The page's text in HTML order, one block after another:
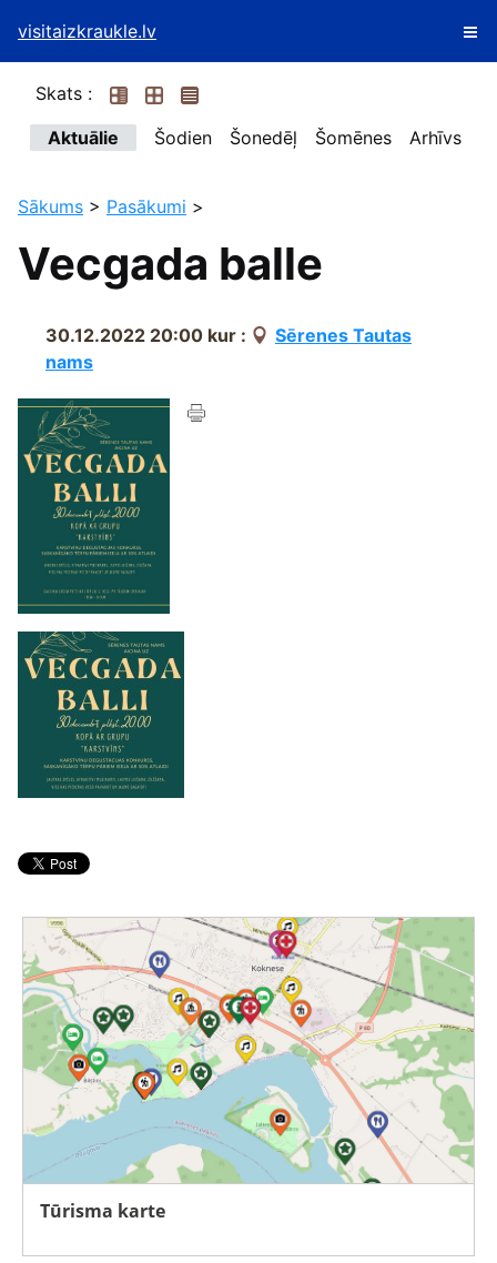
visitaizkraukle.lv
Skats :
Aktuālie
Šodien Šonedēļ Šomēnes Arhīvs
Sākums > Pasākumi >
Vecgada balle
30.12.2022 20:00 kur :
Sērenes Tautas
nams
Tūrisma karte